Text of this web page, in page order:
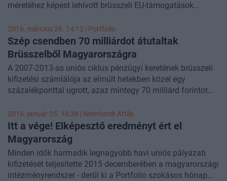
méretéhez képest lehívott brüsszeli EU-támogatások
frissített uniós adatbázisból. Ebből a lecsúszásból
azonban mit sem éreztek idehaza a pályázók, hiszen az
itthoni kifizetésekben új rekord született. A kettősség az
államháztartáson csapódott le, amelynek extrém mértékű,
több mint 1600 milliárd forintos, lyukat kellett átmenetileg
megfinanszíroznia, igaz ebből nagyobb bajunk szerencsére
nem lesz. Jó tudni viszont, hogy míg itthon heroikusnak
küzdelmet, addig ez egyáltalán nem lógott ki a nemzetközi
trendekből és mindenképpen szükséges volt a
forrásvesztés elkerülése érdekében.
2016. március 28. 14:12 | Portfolio
Szép csendben 70 milliárdot átutaltak
Brüsszelből Magyarországra
A 2007-2013-as uniós ciklus pénzügyi keretének brüsszeli
kifizetési számlálója az elmúlt hetekben közel egy
százalékponttal ugrott, azaz mintegy 70 milliárd forintot
figyelt fel a Portfolio a változásra. Ezzel együtt is igaz
azonban, hogy az egyik legrosszabbul állunk a teljes 7
éves keretünk lehívásában és ez a jelek szerint a
Brüsszellel folytatott, sok százmilliárdos elszámolási
vitáink miatt van így.
2016. január 05. 16:38 | Weinhardt Attila
Itt a vége! Elképesztő eredményt ért el
Magyarország
Minden idők harmadik legnagyobb havi uniós pályázati
kifizetését teljesítette 2015 decemberében a magyarországi
intézményrendszer - derül ki a Portfolio szokásos hónap